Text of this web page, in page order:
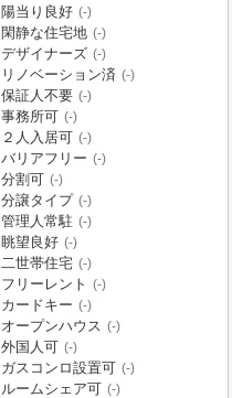
陽当り良好 (-)
閑静な住宅地 (-)
デザイナーズ (-)
リノベーション済 (-)
保証人不要 (-)
事務所可 (-)
２人入居可 (-)
バリアフリー (-)
分割可 (-)
分譲タイプ (-)
管理人常駐 (-)
眺望良好 (-)
二世帯住宅 (-)
フリーレント (-)
カードキー (-)
オープンハウス (-)
外国人可 (-)
ガスコンロ設置可 (-)
ルームシェア可 (-)